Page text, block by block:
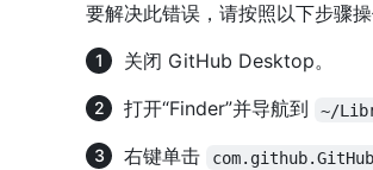
要解决此错误，请按照以下步骤操
关闭 GitHub Desktop。
打开“Finder”并导航到
~/
右键单击